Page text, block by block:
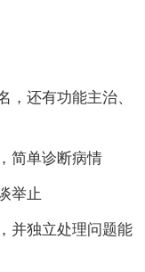
还有功能主治、
简单诊断病情
举止
独立处理问题能